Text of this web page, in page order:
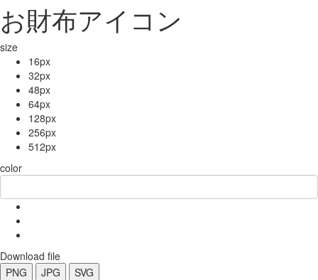
お財布アイコン
size
16px
32px
48px
64px
128px
256px
512px
color
Download file
PNG
JPG
SVG